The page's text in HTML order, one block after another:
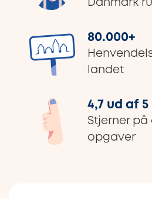
Danmark
80.000+
landet
4,7 ud af 5
Stjerner
opgaver